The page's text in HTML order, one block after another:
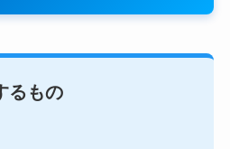
るもの